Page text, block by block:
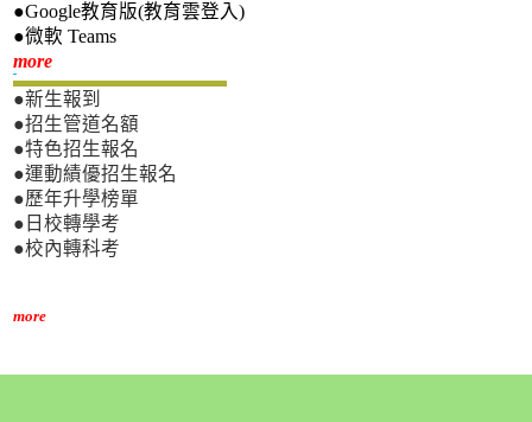
●Google教育版(教育雲登入)
●微軟 Teams
more新生專區
●新生報到
●招生管道名額
●特色招生報名
●運動績優招生報名
●歷年升學榜單
●日校轉學考
●校內轉科考
more